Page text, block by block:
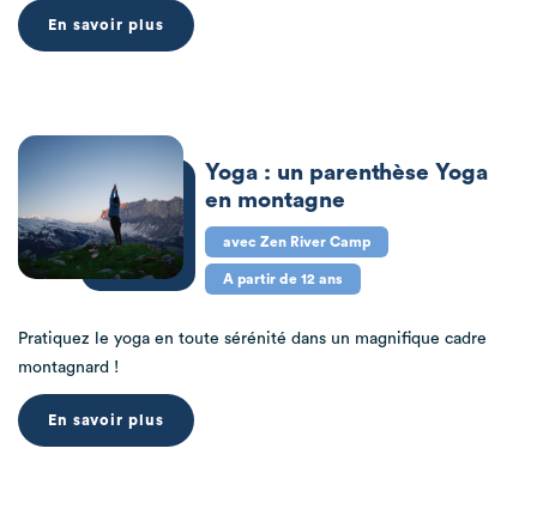
En savoir plus
Yoga : un parenthèse Yoga
en montagne
avec Zen River Camp
A partir de 12 ans
Pratiquez le yoga en toute sérénité dans un magnifique cadre
montagnard !
En savoir plus